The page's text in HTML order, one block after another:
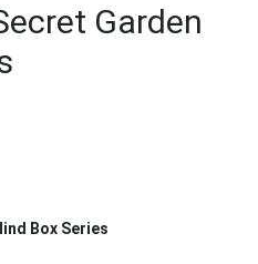
Garden
Box Series